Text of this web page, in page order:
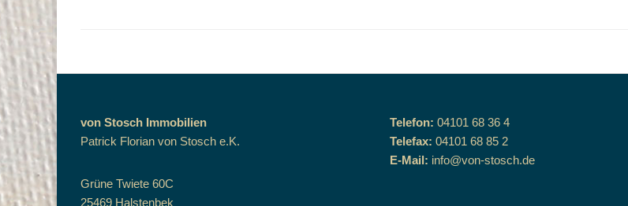
von Stosch Immobilien
Patrick Florian von Stosch e.K.
Grüne Twiete 60C
25469 Halstenbek
Telefon: 04101 68 36 4
Telefax: 04101 68 85 2
E-Mail: info@von-stosch.de